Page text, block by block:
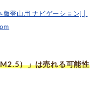
登山用 ナビゲーション]│
）」は売れる可能性